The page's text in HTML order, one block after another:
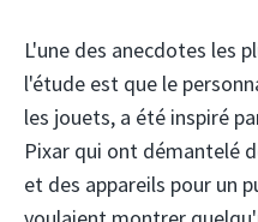
L'une des anecdotes les
l'étude est que le
les jouets, a été inspiré
Pixar qui ont démantelé
et des appareils pour un